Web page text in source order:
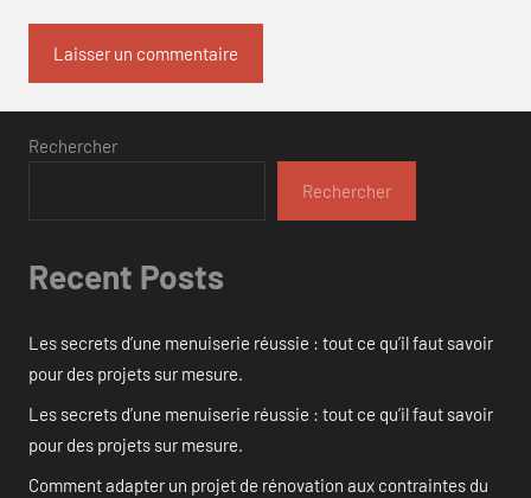
Rechercher
Rechercher
Recent Posts
Les secrets d’une menuiserie réussie : tout ce qu’il faut savoir
pour des projets sur mesure.
Les secrets d’une menuiserie réussie : tout ce qu’il faut savoir
pour des projets sur mesure.
Comment adapter un projet de rénovation aux contraintes du